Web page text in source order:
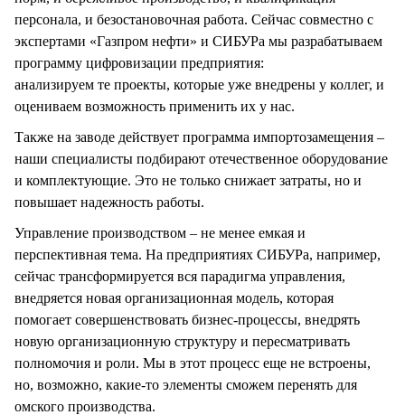
персонала, и безостановочная работа. Сейчас совместно с
экспертами «Газпром нефти» и СИБУРа мы разрабатываем
программу цифровизации предприятия:
анализируем те проекты, которые уже внедрены у коллег, и
оцениваем возможность применить их у нас.
Также на заводе действует программа импортозамещения –
наши специалисты подбирают отечественное оборудование
и комплектующие. Это не только снижает затраты, но и
повышает надежность работы.
Управление производством – не менее емкая и
перспективная тема. На предприятиях СИБУРа, например,
сейчас трансформируется вся парадигма управления,
внедряется новая организационная модель, которая
помогает совершенствовать бизнес-процессы, внедрять
новую организационную структуру и пересматривать
полномочия и роли. Мы в этот процесс еще не встроены,
но, возможно, какие-то элементы сможем перенять для
омского производства.